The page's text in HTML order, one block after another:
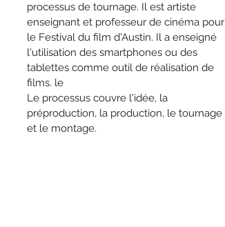
processus de tournage. Il est artiste
enseignant et professeur de cinéma pour
le Festival du film d'Austin. Il a enseigné
l'utilisation des smartphones ou des
tablettes comme outil de réalisation de
films. le
Le processus couvre l'idée, la
préproduction, la production, le tournage
et le montage.